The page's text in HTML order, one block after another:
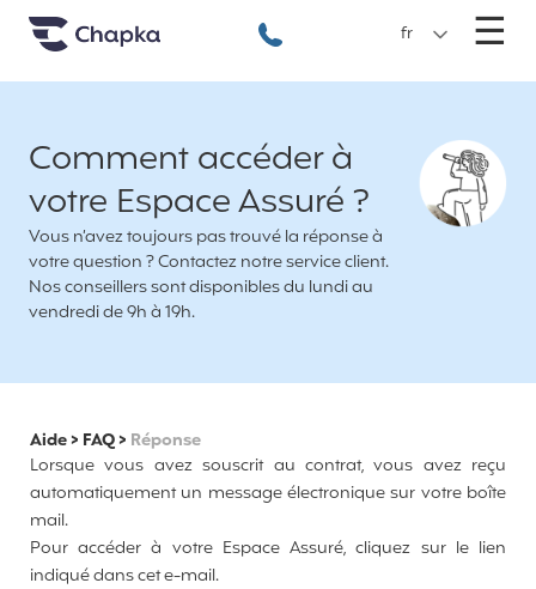
Chapka Assurances Voyages
+33 1 74 85 50 50
fr ☰
Comment accéder à
votre Espace Assuré ?
Vous n’avez toujours pas trouvé la réponse à
votre question ? Contactez notre service client.
Nos conseillers sont disponibles du lundi au
vendredi de 9h à 19h.
Aide> FAQ> Réponse
Lorsque vous avez souscrit au contrat, vous avez reçu
automatiquement un message électronique sur votre boîte
mail.
Pour accéder à votre Espace Assuré, cliquez sur le lien
indiqué dans cet e-mail.